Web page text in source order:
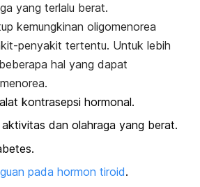
yang terlalu berat.
kemungkinan oligomenorea
penyakit tertentu. Untuk lebih
hal yang dapat
kontrasepsi hormonal.
dan olahraga yang berat.
pada hormon tiroid.